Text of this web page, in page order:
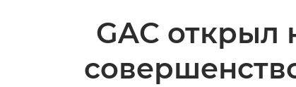
GAC открыл